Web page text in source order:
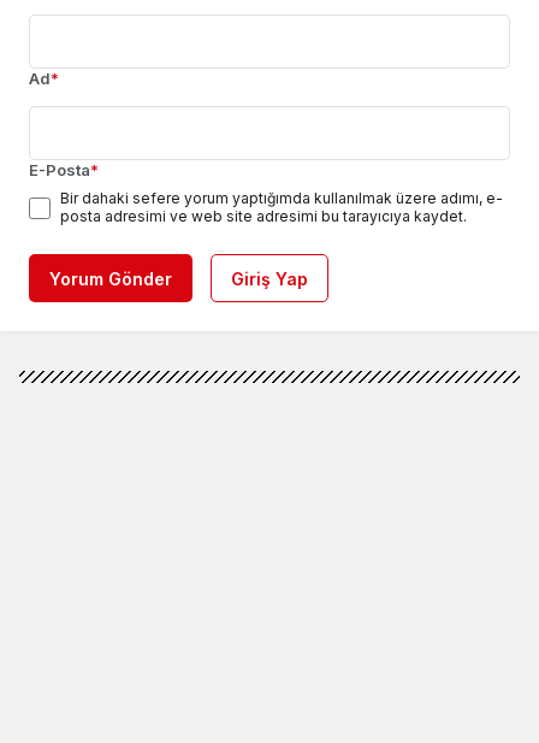
Ad*
E-Posta*
Bir dahaki sefere yorum yaptığımda kullanılmak üzere adımı, e-
posta adresimi ve web site adresimi bu tarayıcıya kaydet.
Yorum Gönder Giriş Yap